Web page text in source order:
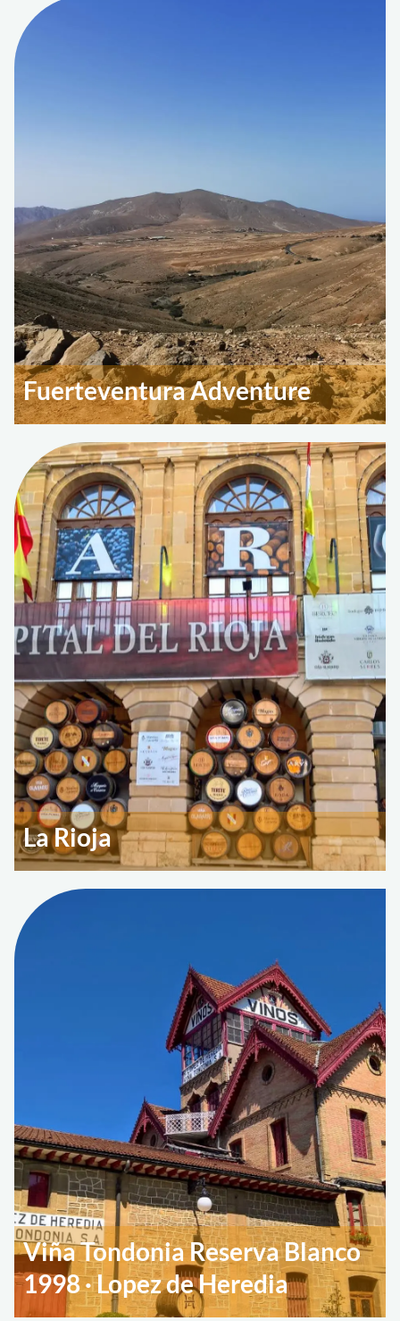
Fuerteventura Adventure
La Rioja
Viña Tondonia Reserva Blanco
1998 · Lopez de Heredia